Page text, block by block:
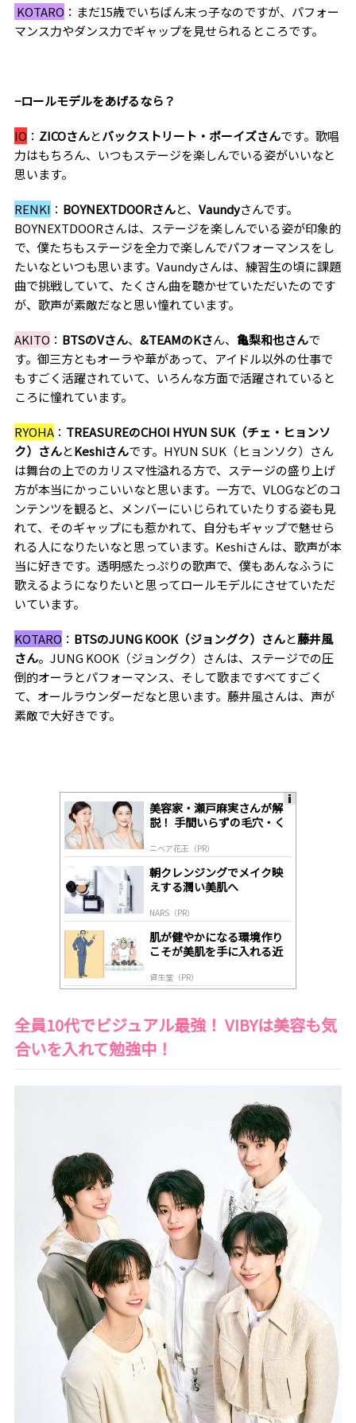
KOTARO ：まだ15歳でいちばん末っ子なのですが、パフォー
マンス力やダンス力でギャップを見せられるところです。
−ロールモデルをあげるなら？
IO ： ZICOさんとバックストリート・ボーイズさんです。歌唱
力はもちろん、いつもステージを楽しんでいる姿がいいなと
思います。
RENKI ： BOYNEXTDOORさんと、 Vaundyさんです。
BOYNEXTDOORさんは、ステージを楽しんでいる姿が印象的
で、僕たちもステージを全力で楽しんでパフォーマンスをし
たいなといつも思います。 Vaundyさんは、練習生の頃に課題
曲で挑戦していて、たくさん曲を聴かせていただいたのです
が、歌声が素敵だなと思い憧れています。
AKITO ： BTSのVさん、 &TEAMのKさん、 亀梨和也さんで
す。御三方ともオーラや華があって、アイドル以外の仕事で
もすごく活躍されていて、いろんな方面で活躍されていると
ころに憧れています。
RYOHA： TREASUREのCHOI HYUN SUK（チェ・ヒョンソ
ク）さんとKeshiさんです。 HYUN SUK（ヒョンソク）さん
は舞台の上でのカリスマ性溢れる方で、ステージの盛り上げ
方が本当にかっこいいなと思います。一方で、 VLOGなどのコ
ンテンツを観ると、メンバーにいじられていたりする姿も見
れて、そのギャップにも惹かれて、自分もギャップで魅せら
れる人になりたいなと思っています。 Keshiさんは、歌声が本
当に好きです。透明感たっぷりの歌声で、僕もあんなふう に
歌えるようになりたいと思ってロールモデルにさせていただ
いています。
KOTARO ： BTSのJUNG KOOK（ジョングク）さんと藤井風
さん。 JUNG KOOK（ジョングク）さんは、ステージでの圧
倒的オーラとパフォーマンス、そして歌まですべてすごく
て、オールラウンダーだなと思います。藤井風さんは、声が
素敵で大好きです。
美容家・瀬戸麻実さんが解
説！ 手間いらずの毛穴・く
ニベア花王（PR）
朝クレンジングでメイク映
えする潤い美肌へ
NARS（PR）
肌が健やかになる環境作り
こそが美肌を手に入れる近
資生堂（PR）
全員10代でビジュアル最強！ VIBYは美容も気
合いを入れて勉強中！